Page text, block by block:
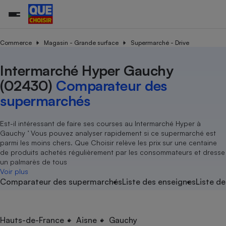
Commerce Magasin - Grande surface Supermarché - Drive
Intermarché Hyper Gauchy
(02430) Comparateur des
supermarchés
Est-il intéressant de faire ses courses au Intermarché Hyper à
Gauchy ’ Vous pouvez analyser rapidement si ce supermarché est
parmi les moins chers. Que Choisir relève les prix sur une centaine
de produits achetés régulièrement par les consommateurs et dresse
un palmarès de tous
Voir plus
Comparateur des supermarchésListe des enseignesListe
Hauts-de-France Aisne Gauchy
Agriculture
Produit alimentaire
Achat - Vente - Location
Carburant
Magasin - Grande surface
Marketing - Fidélisation
Organismes de défense
Système judiciaire
Air
Eau
Achat - Vente - Travaux
Location
Sport
Vacances - Tourisme
électrique
Démarche administrative
Senior
Service marchand
Train
Transport aérien
Toutes les actualités
Enquêtes
Guides d'achat
Conseils
Brèves
Tous les services
Soumettre un litige
Lettres types
Rencontrer une association locale
Tous nos combats
Nos actions
Nos grandes victoires
Les billets de la présidente
Nos associations locales
Nous rejoindre
En savoir plus sur Que Choisir Ensemble
?
L’association
Nos missions
Notre méthodologie
Notre financement
Nos partenaires
Nous rejoindre